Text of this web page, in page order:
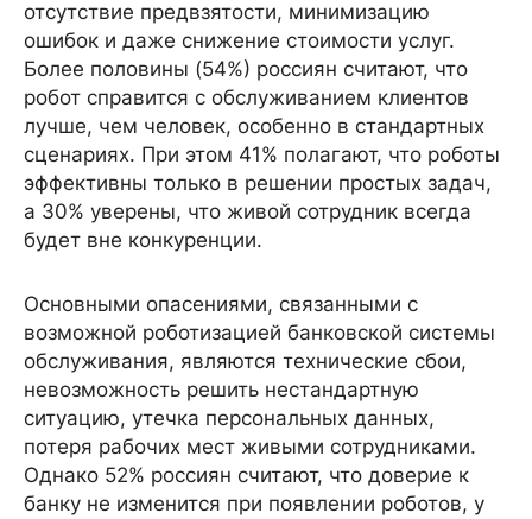
отсутствие предвзятости, минимизацию
ошибок и даже снижение стоимости услуг.
Более половины (54%) россиян считают, что
робот справится с обслуживанием клиентов
лучше, чем человек, особенно в стандартных
сценариях. При этом 41% полагают, что роботы
эффективны только в решении простых задач,
а 30% уверены, что живой сотрудник всегда
будет вне конкуренции.
Основными опасениями, связанными с
возможной роботизацией банковской системы
обслуживания, являются технические сбои,
невозможность решить нестандартную
ситуацию, утечка персональных данных,
потеря рабочих мест живыми сотрудниками.
Однако 52% россиян считают, что доверие к
банку не изменится при появлении роботов, у